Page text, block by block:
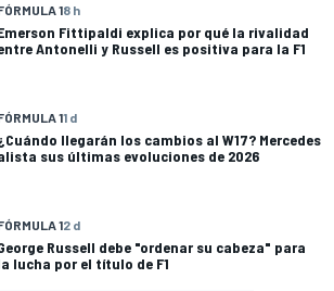
18 h
Fittipaldi explica por qué la rivalidad
Antonelli y Russell es positiva para la F1
11 d
llegarán los cambios al W17? Mercedes
sus últimas evoluciones de 2026
12 d
Russell debe "ordenar su cabeza" para
lucha por el título de F1